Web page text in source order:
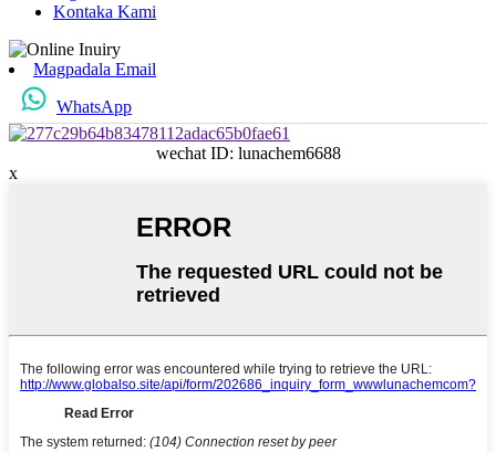
Kontaka Kami
Magpadala Email
WhatsApp
wechat ID: lunachem6688
x